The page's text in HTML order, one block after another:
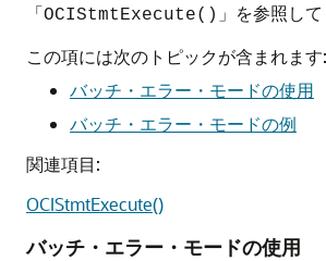
「OCIStmtExecute() 」を参照して
この項には次のトピックが含まれます:
バッチ・エラー・モードの使用
バッチ・エラー・モードの例
関連項目:
OCIStmtExecute()
バッチ・エラー・モードの使用